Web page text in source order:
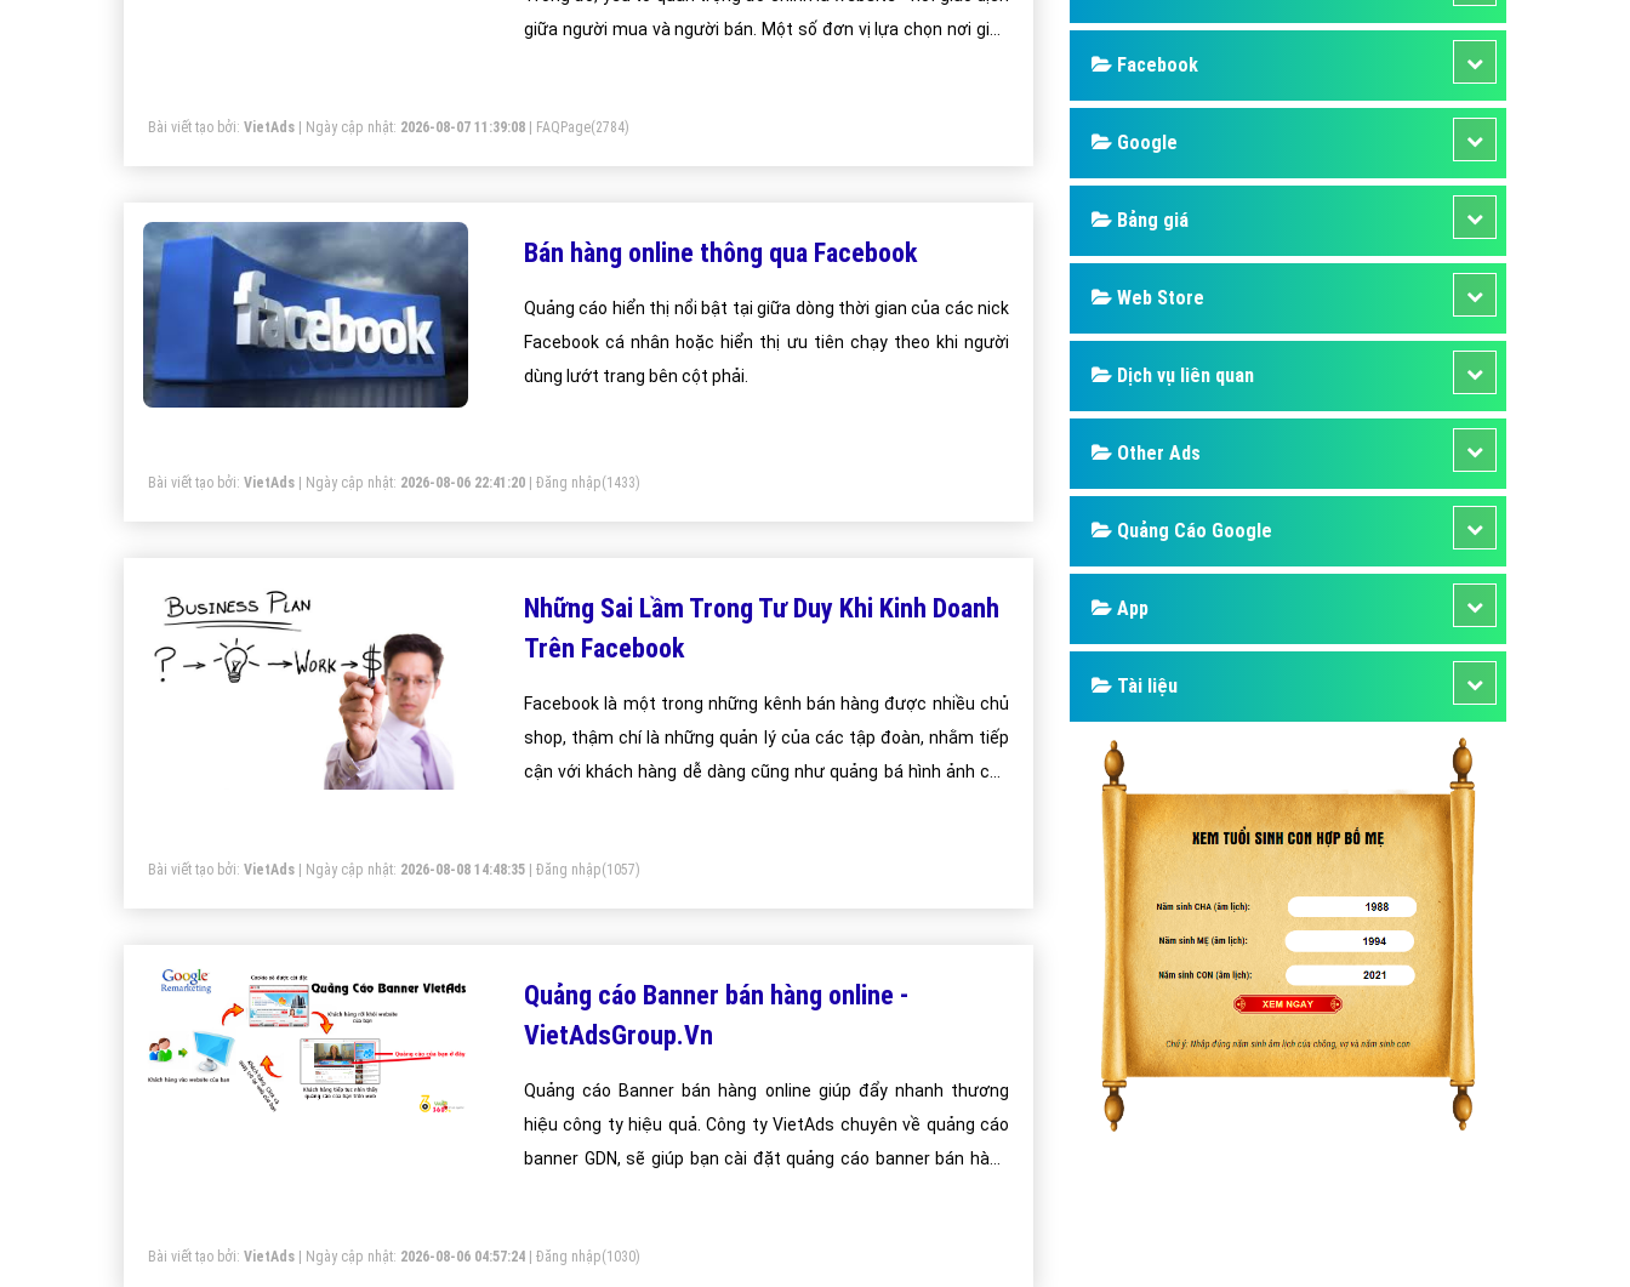
Hỏi đáp quảng cáo mobile
Hỏi đáp quảng cáo Online
Hỏi đáp quảng cáo Skype
Hỏi đáp Domain & Hosting
Hỏi đáp viết bài Marketing
Dịch vụ quảng cáo Zalo
Hỏi đáp quảng cáo Youtube
Thiết kế ứng dụng
Quảng cáo Cốc Cốc hiệu quả
Quảng cáo Zalo chuyên nghiệp
Định nghĩa
Nghĩa là gì
Phần mềm ứng dụng hay
giữa người mua và người bán. Một số đơn vị lựa chọn nơi giao
Bài viết tạo bởi: VietAds | Ngày cập nhật: 2026-08-07 11:39:08 FAQPage(2784)
Bán hàng online thông qua Facebook
Quảng cáo hiển thị nổi bật tại giữa dòng thời gian của các nick
Facebook cá nhân hoặc hiển thị ưu tiên chạy theo khi người
dùng lướt trang bên cột phải.
Bài viết tạo bởi: VietAds | Ngày cập nhật: 2026-08-06 22:41:20 Đăng nhập(1433)
Những Sai Lầm Trong Tư Duy Khi Kinh Doanh
Trên Facebook
Facebook là một trong những kênh bán hàng được nhiều chủ
shop, thậm chí là những quản lý của các tập đoàn, nhằm tiếp
cận với khách hàng dễ dàng cũng như quảng bá hình ảnh của
cách hiệu quả. Người khác thành công, sao bạn lại thất bại?
Bài viết tạo bởi: VietAds | Ngày cập nhật: 2026-08-08 14:48:35 Đăng nhập(1057)
Quảng cáo Banner bán hàng online -
VietAdsGroup.Vn
Quảng cáo Banner bán hàng online giúp đẩy nhanh thương
hiệu công ty hiệu quả. Công ty VietAds chuyên về quảng cáo
banner GDN, sẽ giúp bạn cài đặt quảng cáo banner bán hàng
Bài viết tạo bởi: VietAds | Ngày cập nhật: 2026-08-06 04:57:24 Đăng nhập(1030)
Design
SEO
Banner
Facebook
Google
Bảng giá
Web Store
Dịch vụ liên quan
Other Ads
Quảng Cáo Google
App
Tài liệu